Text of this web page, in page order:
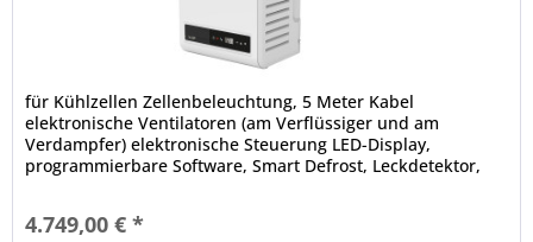
für Kühlzellen Zellenbeleuchtung, 5 Meter Kabel
elektronische Ventilatoren (am Verflüssiger und am
Verdampfer) elektronische Steuerung LED-Display,
programmierbare Software, Smart Defrost, Leckdetektor,
4.749,00 € *